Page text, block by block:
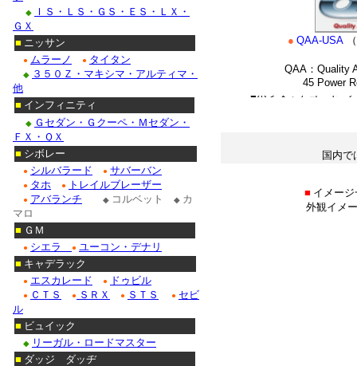
● QAA-USA
QAA：Quality
45 Power
国内で
■ イメー
外観イメ
/ステンレス_パーツ・
■ホンダ：アコード_
◆
ＩＳ・ＬＳ・ＧＳ・ＥＳ・ＬＸ・
ＧＸ
■ ニッサン
● ムラーノ ● タイタン
◆ ３５０Ｚ・マキシマ・アルティマ・
他
■ インフィニティ
◆ Ｇセダン・Ｇクーペ・Ｍセダン・
ＦＸ・ＱＸ
■ シボレー
● シルバラード ● サバーバン
● タホ ● トレイルブレーザー
● アバランチ ◆ コルベット ◆ カ
マロ
■ ＧＭ
● シエラ ● ユーコン・デナリ
■ キャデラック
● エスカレード ● ドゥビル
● ＣＴＳ ● ＳＲＸ ● ＳＴＳ ● セビ
ル
■ ビュイック
◆ リーガル・ロードマスター
■ ダッジ ダッヂ